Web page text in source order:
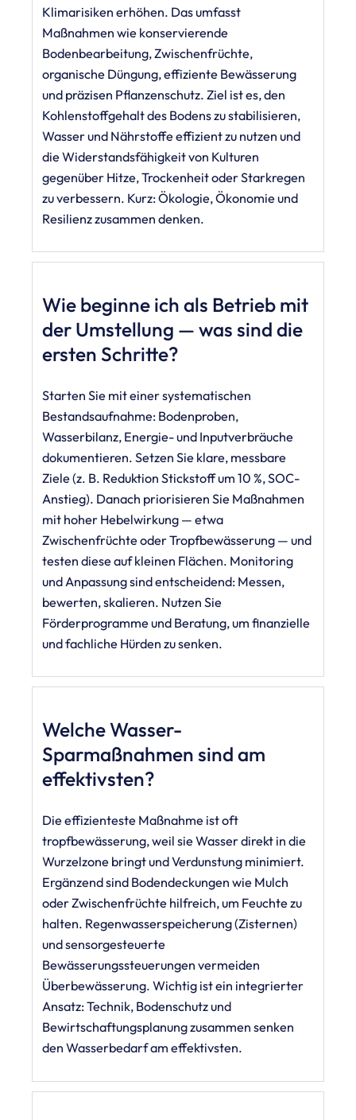
Klimarisiken erhöhen. Das umfasst
Maßnahmen wie konservierende
Bodenbearbeitung, Zwischenfrüchte,
organische Düngung, effiziente Bewässerung
und präzisen Pflanzenschutz. Ziel ist es, den
Kohlenstoffgehalt des Bodens zu stabilisieren,
Wasser und Nährstoffe effizient zu nutzen und
die Widerstandsfähigkeit von Kulturen
gegenüber Hitze, Trockenheit oder Starkregen
zu verbessern. Kurz: Ökologie, Ökonomie und
Resilienz zusammen denken.
Wie beginne ich als Betrieb mit
der Umstellung — was sind die
ersten Schritte?
Starten Sie mit einer systematischen
Bestandsaufnahme: Bodenproben,
Wasserbilanz, Energie- und Inputverbräuche
dokumentieren. Setzen Sie klare, messbare
Ziele (z. B. Reduktion Stickstoff um 10 %, SOC-
Anstieg). Danach priorisieren Sie Maßnahmen
mit hoher Hebelwirkung — etwa
Zwischenfrüchte oder Tropfbewässerung — und
testen diese auf kleinen Flächen. Monitoring
und Anpassung sind entscheidend: Messen,
bewerten, skalieren. Nutzen Sie
Förderprogramme und Beratung, um finanzielle
und fachliche Hürden zu senken.
Welche Wasser-
Sparmaßnahmen sind am
effektivsten?
Die effizienteste Maßnahme ist oft
tropfbewässerung, weil sie Wasser direkt in die
Wurzelzone bringt und Verdunstung minimiert.
Ergänzend sind Bodendeckungen wie Mulch
oder Zwischenfrüchte hilfreich, um Feuchte zu
halten. Regenwasserspeicherung (Zisternen)
und sensorgesteuerte
Bewässerungssteuerungen vermeiden
Überbewässerung. Wichtig ist ein integrierter
Ansatz: Technik, Bodenschutz und
Bewirtschaftungsplanung zusammen senken
den Wasserbedarf am effektivsten.